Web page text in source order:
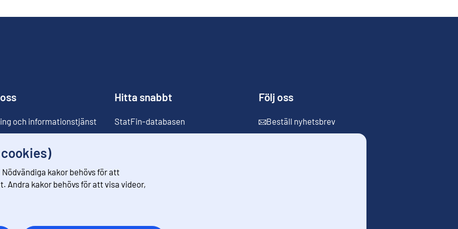
kakor behövs för att
Andra kakor behövs för att visa videor,
och informationstjänst
Hitta snabbt
StatFin-databasen
Prisomräknaren
Följ oss
Beställ nyhetsbrev